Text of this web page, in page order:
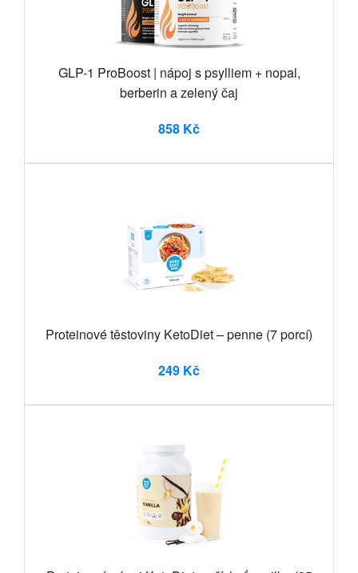
GLP-1 ProBoost | nápoj s psylliem + nopal,
berberin a zelený čaj
858 Kč
Proteinové těstoviny KetoDiet – penne (7 porcí)
249 Kč